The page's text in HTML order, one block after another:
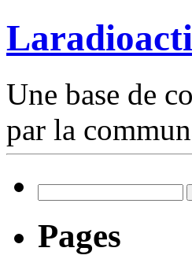
Une base de
par la
Pages